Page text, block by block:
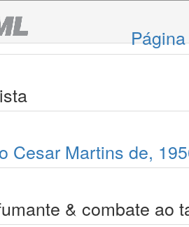
Cesar Martins de,
& combate ao